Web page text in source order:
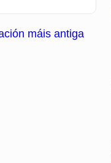
máis antiga